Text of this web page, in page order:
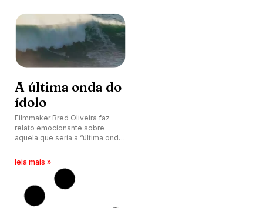
A última onda do
ídolo
Filmmaker Bred Oliveira faz
relato emocionante sobre
aquela que seria a “última onda”
Portugal. Veja imagens.
leia mais »